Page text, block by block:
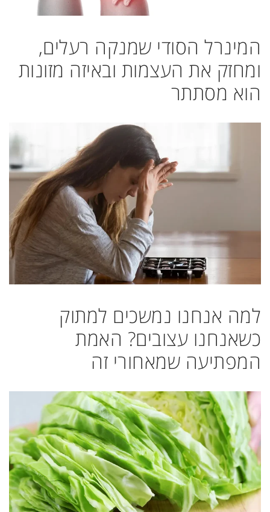
המינרל הסודי שמנקה רעלים,
ומחזק את העצמות ובאיזה מזונות
הוא מסתתר
למה אנחנו נמשכים למתוק
כשאנחנו עצובים? האמת
המפתיעה שמאחורי זה